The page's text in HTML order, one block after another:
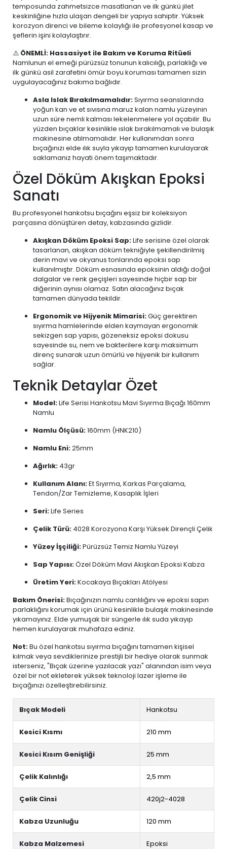
temposunda zahmetsizce masatlanan ve ilk günkü jilet
keskinliğine hızla ulaşan dengeli bir yapıya sahiptir. Yüksek
korozyon direnci ve bileme kolaylığı ile profesyonel kasap ve
şeflerin işini kolaylaştırır.
⚠️ ÖNEMLİ: Hassasiyet ile Bakım ve Koruma Ritüeli
Namlunun el emeği pürüzsüz tonunun kalıcılığı, parlaklığı ve
ilk günkü asil zarafetini ömür boyu koruması tamamen sizin
uygulayacağınız bakıma bağlıdır.
Asla Islak Bırakılmamalıdır:Sıyırma seanslarında
yoğun kan ve et sıvısına maruz kalan namlu yüzeyinin
uzun süre nemli kalması lekelenmelere yol açabilir. Bu
yüzden bıçaklar kesinlikle ıslak bırakılmamalı ve bulaşık
makinesine atılmamalıdır. Her kullanımdan sonra
bıçağınızı elde ılık suyla yıkayıp tamamen kurulayarak
saklamanız hayati önem taşımaktadır.
Özel Döküm Akışkan Epoksi
Sanatı
Bu profesyonel hankotsu bıçağını eşsiz bir koleksiyon
parçasına dönüştüren detay, kabzasında gizlidir.
Akışkan Döküm Epoksi Sap:Life serisine özel olarak
tasarlanan, akışkan döküm tekniğiyle şekillendirilmiş
derin mavi ve okyanus tonlarında epoksi sap
kullanılmıştır. Döküm esnasında epoksinin aldığı doğal
dalgalar ve renk geçişleri sayesinde hiçbir sap bir
diğerinin aynısı olamaz. Satın alacağınız bıçak
tamamen dünyada tekildir.
Ergonomik ve Hijyenik Mimarisi:Güç gerektiren
sıyırma hamlelerinde elden kaymayan ergonomik
sekizgen sap yapısı, gözeneksiz epoksi dokusu
sayesinde su, nem ve bakterilere karşı maksimum
direnç sunarak uzun ömürlü ve hijyenik bir kullanım
sağlar.
Teknik Detaylar Özet
Model:Life Serisi Hankotsu Mavi Sıyırma Bıçağı 160mm
Namlu
Namlu Ölçüsü:160mm (HNK210)
Namlu Eni:25mm
Ağırlık: 43gr
Kullanım Alanı:Et Sıyırma, Karkas Parçalama,
Tendon/Zar Temizleme, Kasaplık İşleri
Seri:Life Series
Çelik Türü: 4028 Korozyona Karşı Yüksek Dirençli Çelik
Yüzey İşçiliği:Pürüzsüz Temiz Namlu Yüzeyi
Sap Yapısı:Özel Döküm Mavi Akışkan Epoksi Kabza
Üretim Yeri:Kocakaya Bıçakları Atölyesi
Bakım Önerisi:Bıçağınızın namlu canlılığını ve epoksi sapın
parlaklığını korumak için ürünü kesinlikle bulaşık makinesinde
yıkamayınız. Elde yumuşak bir süngerle ılık suda yıkayıp
hemen kurulayarak muhafaza ediniz.
Not:Bu özel hankotsu sıyırma bıçağını tamamen kişisel
kılmak veya sevdiklerinize prestijli bir hediye olarak sunmak
isterseniz, "Bıçak üzerine yazılacak yazı" alanından isim veya
özel bir not ekleterek yüksek teknoloji lazer işleme ile
bıçağınızı özelleştirebilirsiniz.
Bıçak Modeli Hankotsu
Kesici Kısmı 210 mm
Kesici Kısım Genişliği 25 mm
Çelik Kalınlığı 2,5 mm
Çelik Cinsi 420j2-4028
Kabza Uzunluğu 120 mm
Kabza Malzemesi Epoksi